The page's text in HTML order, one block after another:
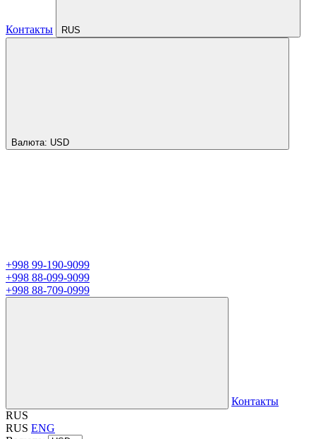
Контакты RUS
Валюта: USD
+998 99-190-9099
+998 88-099-9099
+998 88-709-0999
Контакты
RUS
RUS ENG